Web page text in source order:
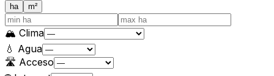
ha m²
🏔️ Clima
💧 Agua
🛣️ Acceso